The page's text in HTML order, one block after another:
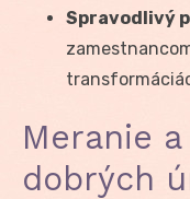
Spravodlivý
Meranie
dobrých